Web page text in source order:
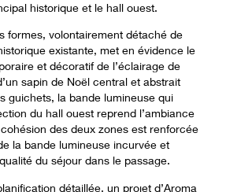
historique et le hall ouest.
formes, volontairement détaché de
existante, met en évidence le
et décoratif de l’éclairage de
sapin de Noël central et abstrait
guichets, la bande lumineuse qui
du hall ouest reprend l’ambiance
des deux zones est renforcée
la bande lumineuse incurvée et
du séjour dans le passage.
détaillée, un projet d’Aroma